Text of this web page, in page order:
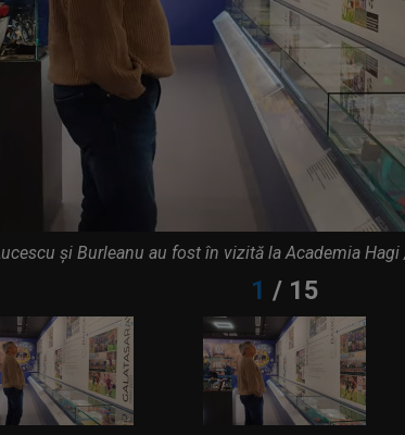
și Burleanu au fost în vizită la Academia
murit, după ce a fost împușcat în
"cea mai frumoasă actriță din